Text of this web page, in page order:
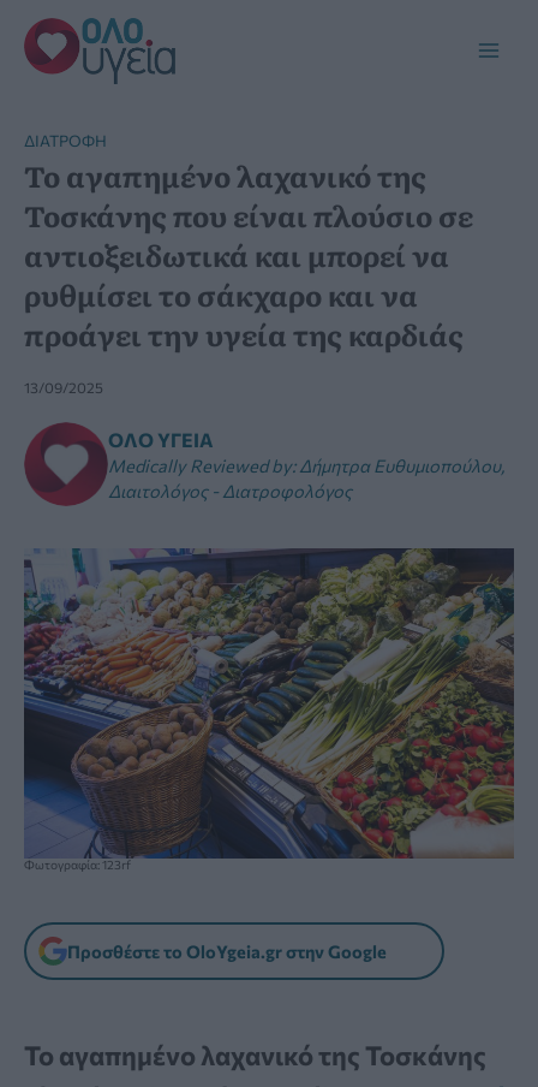
Μετάβαση
στο
περιεχόμενο
ΔΙΑΤΡΟΦΉ
Το αγαπημένο λαχανικό της
Τοσκάνης που είναι πλούσιο σε
αντιοξειδωτικά και μπορεί να
ρυθμίσει το σάκχαρο και να
προάγει την υγεία της καρδιάς
13/09/2025
ΌΛΟ ΥΓΕΊΑ
Medically Reviewed by: Δήμητρα Ευθυμιοπούλου,
Διαιτολόγος - Διατροφολόγος
Φωτογραφία: 123rf
Προσθέστε το OloYgeia.gr στην Google
Το αγαπημένο λαχανικό της Τοσκάνης